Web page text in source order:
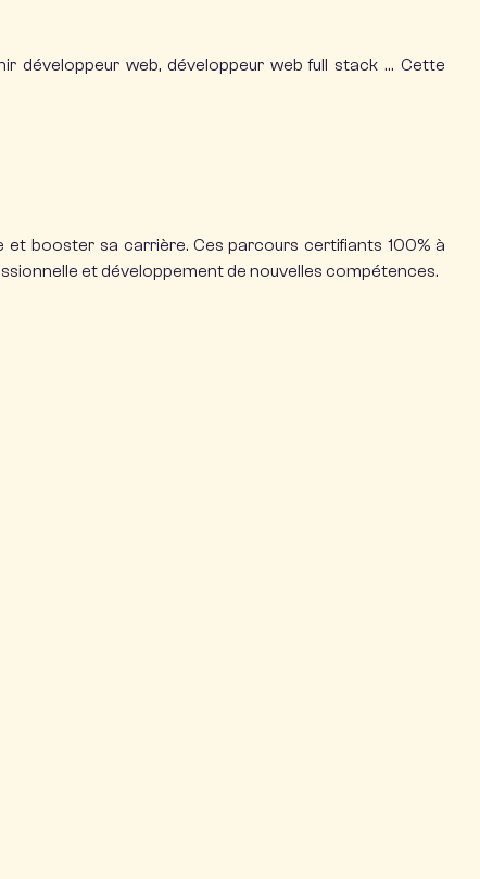
développeur web, développeur web full stack… Cette
et booster sa carrière. Ces parcours certifiants 100% à
et développement de nouvelles compétences.